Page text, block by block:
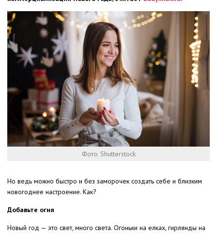
Фото: Shutterstock
Но ведь можно быстро и без заморочек создать себе и близким
новогоднее настроение. Как?
Добавьте огня
Новый год — это свет, много света. Огоньки на елках, гирлянды на